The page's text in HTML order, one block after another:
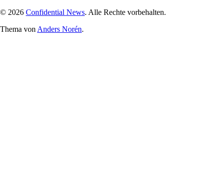
© 2026 Confidential News. Alle Rechte vorbehalten.
Thema von Anders Norén.